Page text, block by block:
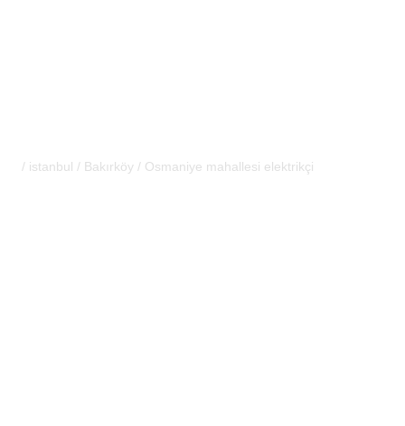
/ istanbul / Bakırköy / Osmaniye mahallesi elektrikçi